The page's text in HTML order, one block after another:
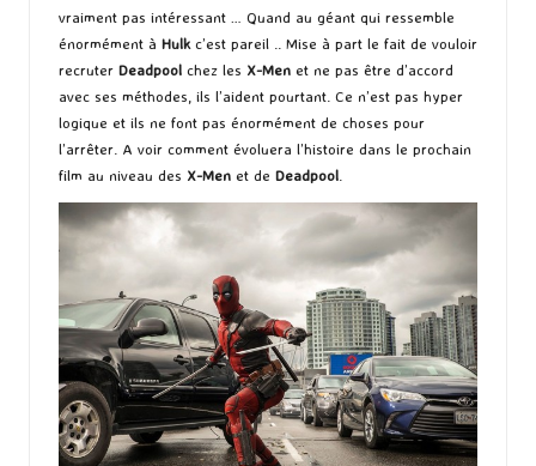
vraiment pas intéressant … Quand au géant qui ressemble
énormément à Hulk c’est pareil .. Mise à part le fait de vouloir
recruter Deadpool chez les X-Men et ne pas être d’accord
avec ses méthodes, ils l’aident pourtant. Ce n’est pas hyper
logique et ils ne font pas énormément de choses pour
l’arrêter. A voir comment évoluera l’histoire dans le prochain
film au niveau des X-Men et de Deadpool